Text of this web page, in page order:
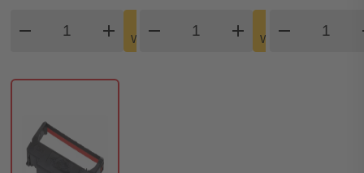
remove add
Warenkorb
shopping_cart
remove add
Warenkorb
shopping_cart
remove